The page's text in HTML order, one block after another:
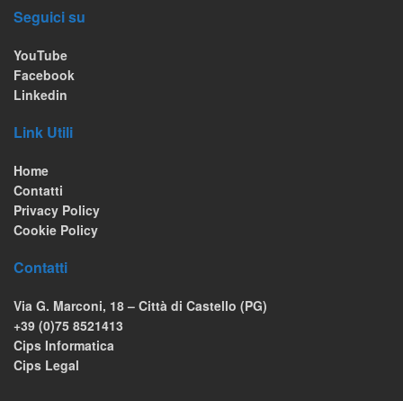
Seguici su
YouTube
Facebook
Linkedin
Link Utili
Home
Contatti
Privacy Policy
Cookie Policy
Contatti
Via G. Marconi, 18 – Città di Castello (PG)
+39 (0)75 8521413
Cips Informatica
Cips Legal